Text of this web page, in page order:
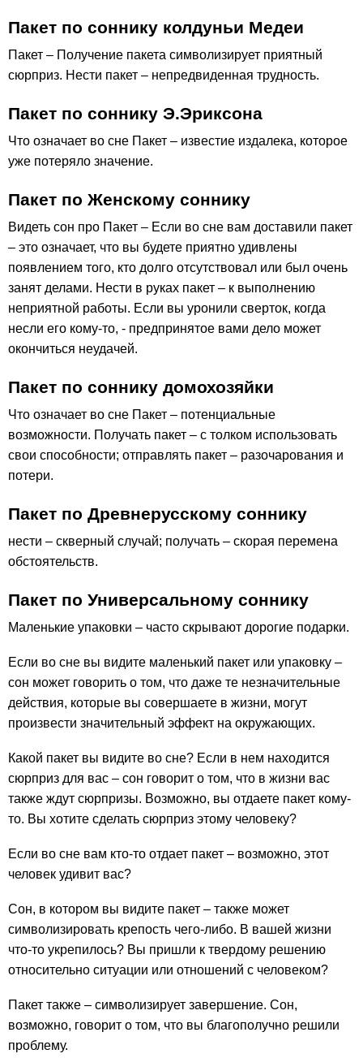
Пакет по соннику колдуньи Медеи
Пакет – Получение пакета символизирует приятный
сюрприз. Нести пакет – непредвиденная трудность.
Пакет по соннику Э.Эриксона
Что означает во сне Пакет – известие издалека, которое
уже потеряло значение.
Пакет по Женскому соннику
Видеть сон про Пакет – Если во сне вам доставили пакет
– это означает, что вы будете приятно удивлены
появлением того, кто долго отсутствовал или был очень
занят делами. Нести в руках пакет – к выполнению
неприятной работы. Если вы уронили сверток, когда
несли его кому-то, - предпринятое вами дело может
окончиться неудачей.
Пакет по соннику домохозяйки
Что означает во сне Пакет – потенциальные
возможности. Получать пакет – с толком использовать
свои способности; отправлять пакет – разочарования и
потери.
Пакет по Древнерусскому соннику
нести – скверный случай; получать – скорая перемена
обстоятельств.
Пакет по Универсальному соннику
Маленькие упаковки – часто скрывают дорогие подарки.
Если во сне вы видите маленький пакет или упаковку –
сон может говорить о том, что даже те незначительные
действия, которые вы совершаете в жизни, могут
произвести значительный эффект на окружающих.
Какой пакет вы видите во сне? Если в нем находится
сюрприз для вас – сон говорит о том, что в жизни вас
также ждут сюрпризы. Возможно, вы отдаете пакет кому-
то. Вы хотите сделать сюрприз этому человеку?
Если во сне вам кто-то отдает пакет – возможно, этот
человек удивит вас?
Сон, в котором вы видите пакет – также может
символизировать крепость чего-либо. В вашей жизни
что-то укрепилось? Вы пришли к твердому решению
относительно ситуации или отношений с человеком?
Пакет также – символизирует завершение. Сон,
возможно, говорит о том, что вы благополучно решили
проблему.